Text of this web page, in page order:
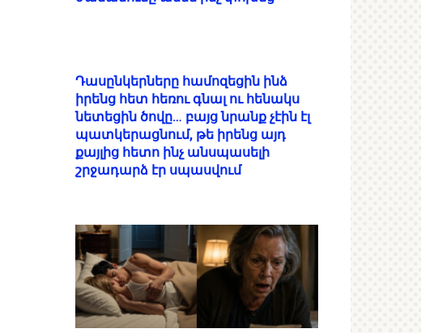
Դասընկերները համոզեցին ինձ
իրենց հետ հեռու գնալ ու հենակս
նետեցին ծովը… բայց նրանք չէին էլ
պատկերացնում, թե իրենց այդ
քայլից հետո ինչ անսպասելի
շրջադարձ էր սպասվում